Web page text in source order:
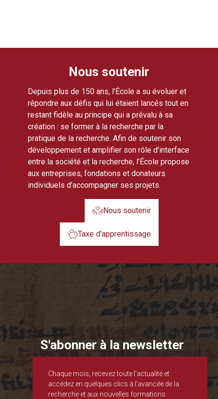
Nous soutenir
Depuis plus de 150 ans, l'École a su évoluer et
répondre aux défis qui lui étaient lancés tout en
restant fidèle au principe qui a prévalu à sa
création : se former à la recherche par la
pratique de la recherche. Afin de soutenir son
développement et amplifier son rôle d'interface
entre la société et la recherche, l’École propose
aux entreprises, fondations et donateurs
individuels d’accompagner ses projets.
Nous soutenir
Taxe d'apprentissage
S'abonner à la newsletter
Chaque mois, recevez toute l'actualité et
accédez en quelques clics à l'avancée de la
recherche et aux nouvelles formations.